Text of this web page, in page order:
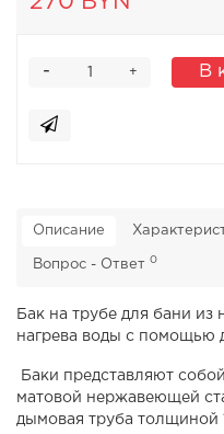
+
- В
Описание
Вопрос - Ответ 0
Бак на трубе для бани из
нагрева воды с помощью
Баки представляют
матовой нержавеющей
дымовая труба толщиной